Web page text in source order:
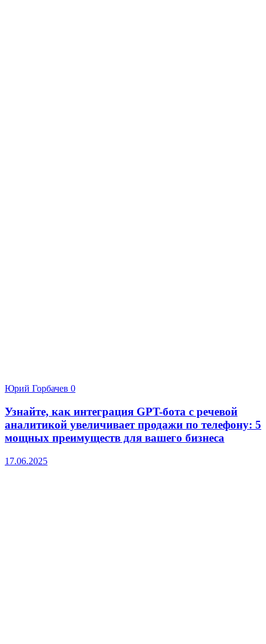
Юрий Горбачев 0
Узнайте, как интеграция GPT-бота с речевой
аналитикой увеличивает продажи по телефону: 5
мощных преимуществ для вашего бизнеса
17.06.2025